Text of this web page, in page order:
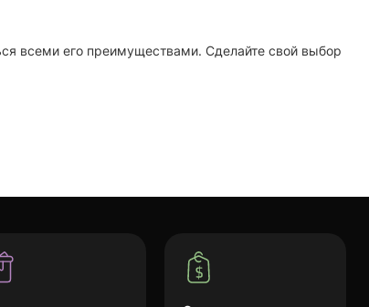
всеми его преимуществами. Сделайте свой выбор